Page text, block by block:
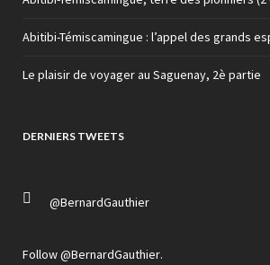
Abitibi-Témiscamingue : l’appel des grands
Le plaisir de voyager au Saguenay, 2è partie
DERNIERS TWEETS
@BernardGauthier
Follow@BernardGauthier.